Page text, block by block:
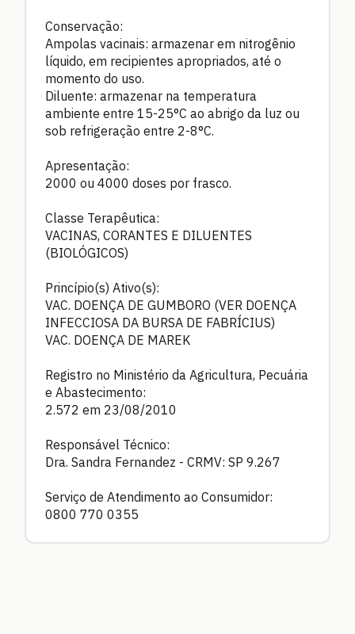
Conservação:
Ampolas vacinais: armazenar em nitrogênio
líquido, em recipientes apropriados, até o
momento do uso.
Diluente: armazenar na temperatura
ambiente entre 15-25°C ao abrigo da luz ou
sob refrigeração entre 2-8°C.
Apresentação:
2000 ou 4000 doses por frasco.
Classe Terapêutica:
VACINAS, CORANTES E DILUENTES
(BIOLÓGICOS)
Princípio(s) Ativo(s):
VAC. DOENÇA DE GUMBORO (VER DOENÇA
INFECCIOSA DA BURSA DE FABRÍCIUS)
VAC. DOENÇA DE MAREK
Registro no Ministério da Agricultura, Pecuária
e Abastecimento:
2.572 em 23/08/2010
Responsável Técnico:
Dra. Sandra Fernandez - CRMV: SP 9.267
Serviço de Atendimento ao Consumidor:
0800 770 0355